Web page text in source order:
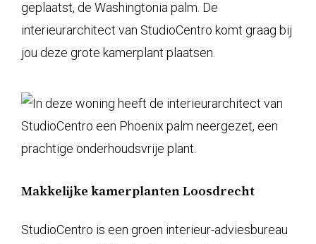
Makkelijke kamerplanten Loosdrecht
StudioCentro is een groen interieur-adviesbureau